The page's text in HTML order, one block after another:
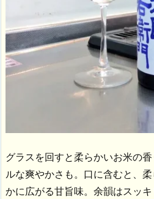
グラスを回すと柔らかいお米の
ルな爽やかさも。口に含むと、
かに広がる甘旨味。余韻はスッ